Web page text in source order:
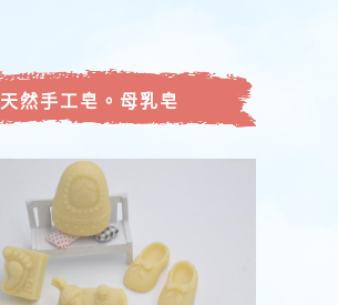
天然手工皂。母乳皂